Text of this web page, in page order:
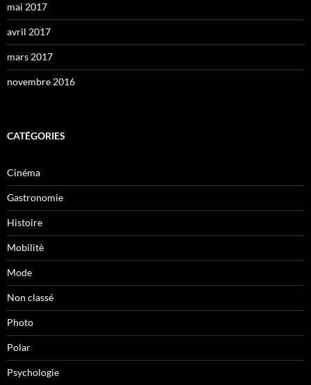
mai 2017
avril 2017
mars 2017
novembre 2016
CATÉGORIES
Cinéma
Gastronomie
Histoire
Mobilitè
Mode
Non classé
Photo
Polar
Psychologie